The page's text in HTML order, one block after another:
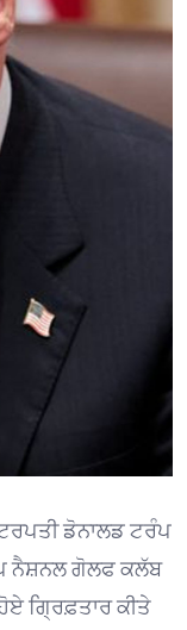
ਡੋਨਾਲਡ ਟਰੰਪ
ਨੈਸ਼ਨਲ ਗੋਲਫ ਕਲੱਬ
ਗ੍ਰਿਫ਼ਤਾਰ ਕੀਤੇ